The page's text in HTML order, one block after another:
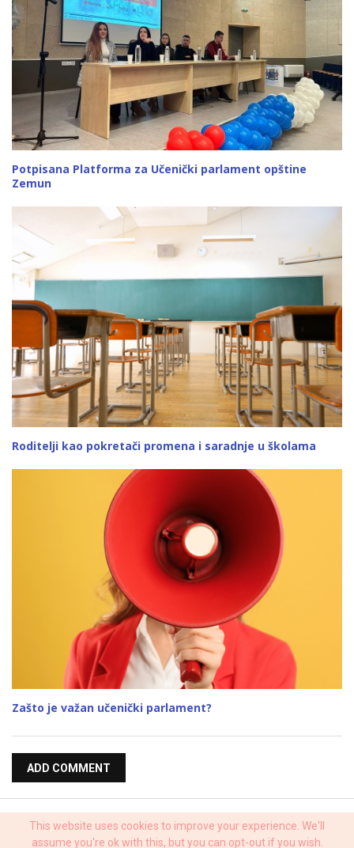
Potpisana Platforma za Učenički parlament opštine
Zemun
Roditelji kao pokretači promena i saradnje u školama
Zašto je važan učenički parlament?
ADD COMMENT
VIEW DESKTOP VERSION
This website uses cookies to improve your experience. We'll
assume you're ok with this, but you can opt-out if you wish.